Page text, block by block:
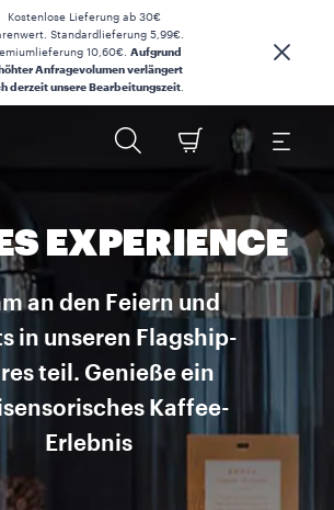
Kostenlose Lieferung ab 30€
Standardlieferung 5,99€.
10,60€. Aufgrund
Anfragevolumen verlängert
derzeit unsere Bearbeitungszeit.
EXPERIENCE
an den Feiern und
in unseren Flagship-
teil. Genieße ein
Kaffee-
Erlebnis